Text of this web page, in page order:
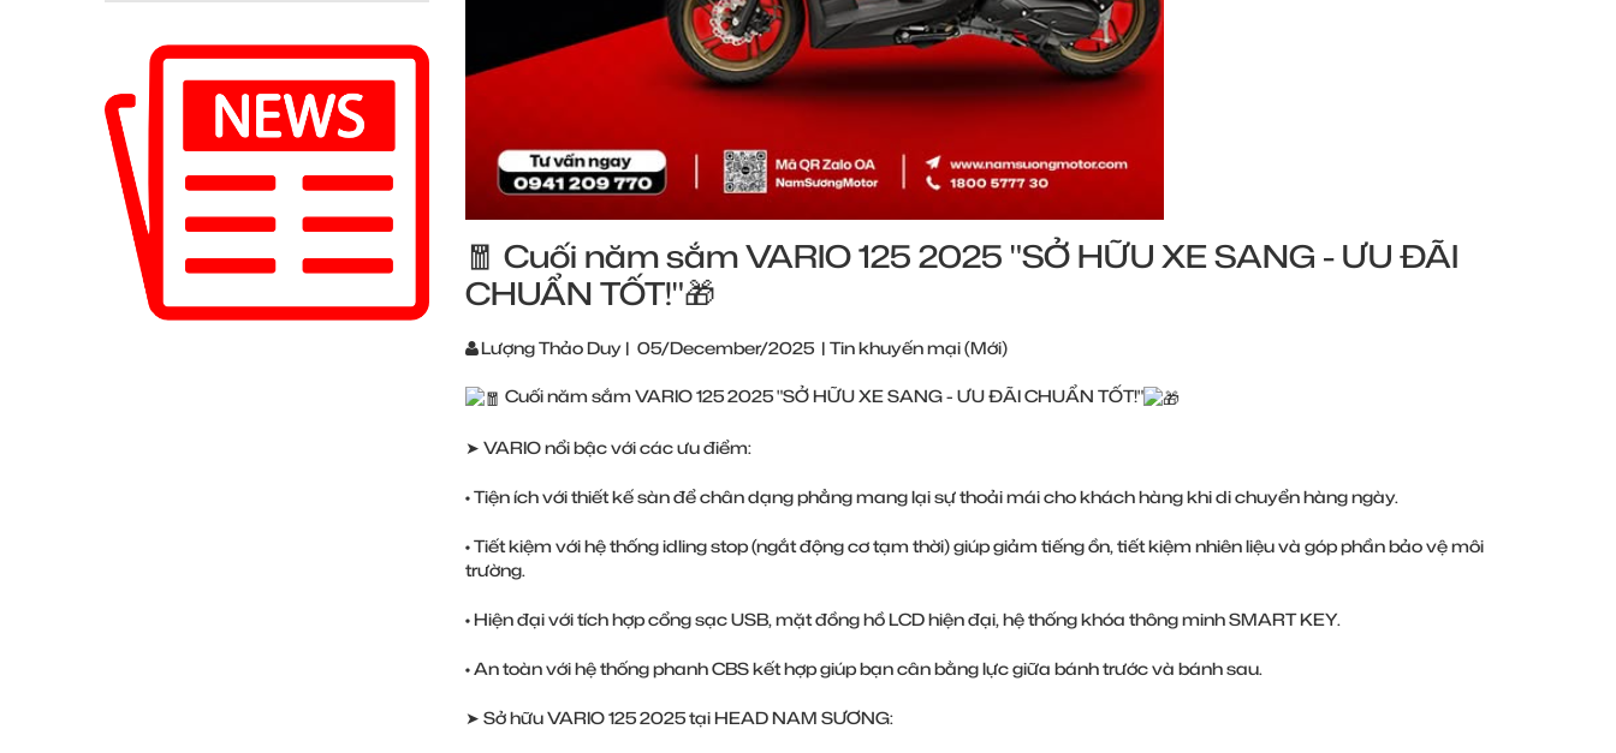
🧧 Cuối năm sắm VARIO 125 2025 "SỞ HỮU XE SANG - ƯU ĐÃI
CHUẨN TỐT!"🎁
Lượng Thảo Duy | 05/December/2025 | Tin khuyến mại (Mới)
Cuối năm sắm VARIO 125 2025 "SỞ HỮU XE SANG - ƯU ĐÃI CHUẨN TỐT!"
➤ VARIO nổi bậc với các ưu điểm:
• Tiện ích với thiết kế sàn để chân dạng phẳng mang lại sự thoải mái cho khách hàng khi di chuyển hàng ngày.
• Tiết kiệm với hệ thống idling stop (ngắt động cơ tạm thời) giúp giảm tiếng ồn, tiết kiệm nhiên liệu và góp phần bảo vệ môi
trường.
• Hiện đại với tích hợp cổng sạc USB, mặt đồng hồ LCD hiện đại, hệ thống khóa thông minh SMART KEY.
• An toàn với hệ thống phanh CBS kết hợp giúp bạn cân bằng lực giữa bánh trước và bánh sau.
➤ Sở hữu VARIO 125 2025 tại HEAD NAM SƯƠNG: